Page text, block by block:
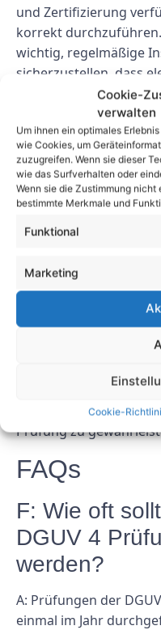
Cookie-
verwalten
Um ihnen ein optimales
wie Cookies, um
zuzugreifen. Wenn sie dieser
wie das Surfverhalten oder
Wenn sie die Zustimmung
bestimmte Merkmale und
Funktional
Marketing
Cookie-
und Zertifizierung
korrekt
wichtig, regelmäßige
sicherzustellen, dass
konform bleiben.
Inspektionen behalten
umgehend beheben,
Unfälle zu verhindern
Mitarbeiter zu
Abschluss
Sicherheitsprüfung,
elektrische Geräte
Einhaltung dieser
beitragen, Unfälle und
zu vermeiden. Die
Inspektionen sind
Ihrer Mitarbeiter und
Prüfung zu
FAQs
F: Wie oft
DGUV 4
werden?
A: Prüfungen der
einmal im Jahr